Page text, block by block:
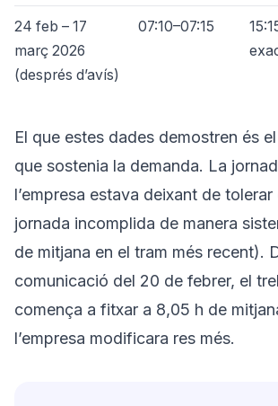
24 feb – 17
març 2026
(després d’avís)
07:10–07:15
El que estes dades demostren és
que sostenia la demanda. La
l’empresa estava deixant de tolerar
jornada incomplida de manera
de mitjana en el tram més recent).
comunicació del 20 de febrer, el
comença a fitxar a 8,05 h de
l’empresa modificara res més.